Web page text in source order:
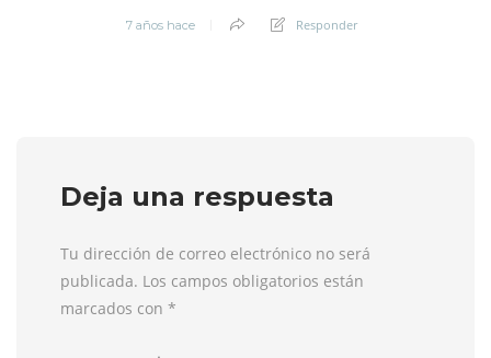
7 años hace Responder
Deja una respuesta
Tu dirección de correo electrónico no será
publicada. Los campos obligatorios están
marcados con *